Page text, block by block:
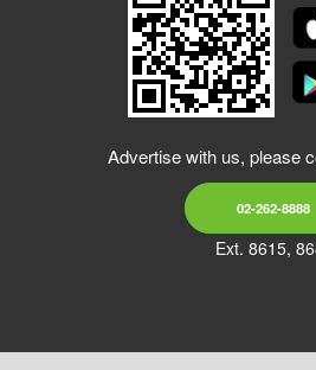
Advertise with us, please
02-262-8888
Ext. 8615,